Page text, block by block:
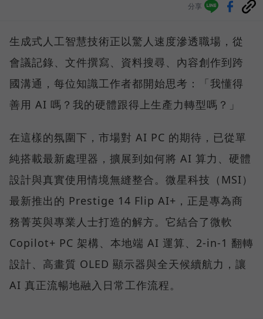
分享
生成式人工智慧技術正以驚人速度滲透職場，從
會議記錄、文件撰寫、資料搜尋、內容創作到跨
國溝通，每位知識工作者都開始思考：「我懂得
善用 AI 嗎？我的硬體跟得上生產力轉型嗎？」
在這樣的氛圍下，市場對 AI PC 的期待，已從單
純搭載最新處理器，擴展到如何將 AI 算力、硬體
設計與真實使用情境無縫整合。微星科技（MSI）
最新推出的 Prestige 14 Flip AI+，正是專為商
務菁英與專業人士打造的解方。它結合了微軟
Copilot+ PC 架構、本地端 AI 運算、2-in-1 翻轉
設計、高畫質 OLED 顯示器與全天候續航力，讓
AI 真正流暢地融入日常工作流程。